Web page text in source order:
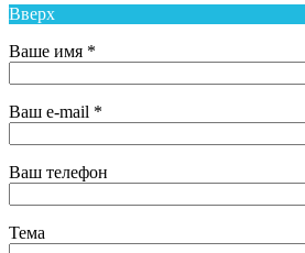
Вверх
Ваше имя *
Ваш e-mail *
Ваш телефон
Тема